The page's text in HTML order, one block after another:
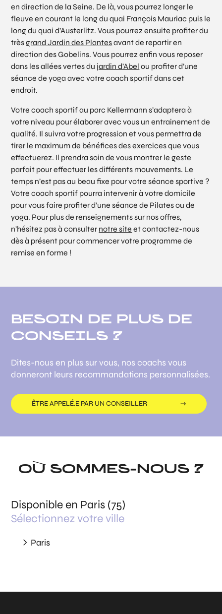
en direction de la Seine. De là, vous pourrez longer le
fleuve en courant le long du quai François Mauriac puis le
long du quai d’Austerlitz. Vous pourrez ensuite profiter du
trèsgrand Jardin des Plantesavant de repartir en
direction des Gobelins. Vous pourrez enfin vous reposer
dans les allées vertes du jardin d’Abel ou profiter d’une
séance de yoga avec votre coach sportif dans cet
endroit.
Votre coach sportif au parc Kellermann s’adaptera à
votre niveau pour élaborer avec vous un entrainement de
qualité. Il suivra votre progression et vous permettra de
tirer le maximum de bénéfices des exercices que vous
effectuerez. Il prendra soin de vous montrer le geste
parfait pour effectuer les différents mouvements. Le
temps n’est pas au beau fixe pour votre séance sportive ?
Votre coach sportif pourra intervenir à votre domicile
pour vous faire profiter d’une séance de Pilates ou de
yoga. Pour plus de renseignements sur nos offres,
n’hésitez pas à consulter notre site et contactez-nous
dès à présent pour commencer votre programme de
remise en forme !
BESOIN DE PLUS DE
CONSEILS ?
Dites-nous en plus sur vous, nos coachs vous
donneront leurs recommandations personnalisées.
ÊTRE APPELÉ.E PAR UN CONSEILLER
OÙ SOMMES-NOUS ?
Disponible en Paris (75)
Sélectionnez votre ville
Paris